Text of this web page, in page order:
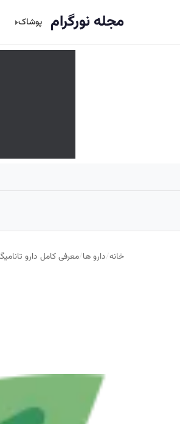
مجله نورگرام پوشاک
خانه/دارو ها/معرفی کامل دارو